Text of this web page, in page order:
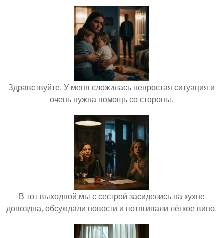
Здравствуйте. У меня сложилась непростая ситуация и
очень нужна помощь со стороны.
В тот выходной мы с сестрой засиделись на кухне
допоздна, обсуждали новости и потягивали лёгкое вино.